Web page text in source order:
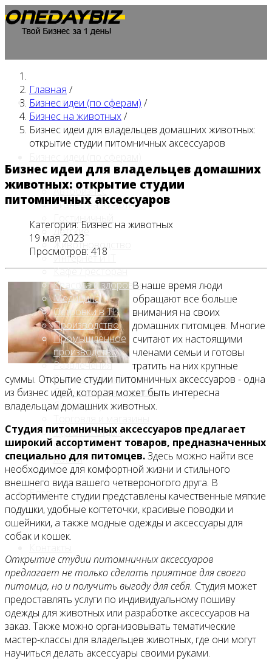
Главная
Автобизнес
Бизнес на животных
Гостиничный
Детские
Животноводство
Интернет и IT
Кафе / ресторан
Красота и здоровье
Медицина
Островки в ТЦ
Производство
Промышленное
производство
Развлечения
Сельское хозяйство
Строительство, ремонт
Сфера услуг
Туризм и отдых
Финансы
Хобби
Блог
Главная /
Бизнес идеи (по сферам) /
Бизнес на животных/
Бизнес идеи для владельцев домашних животных:
открытие студии питомничных аксессуаров
Бизнес идеи для владельцев домашних
животных: открытие студии
питомничных аксессуаров
Категория: Бизнес на животных
19 мая 2023
Просмотров: 418
В наше время люди
обращают все больше
внимания на своих
домашних питомцев. Многие
считают их настоящими
членами семьи и готовы
тратить на них крупные
суммы. Открытие студии питомничных аксессуаров - одна
из бизнес идей, которая может быть интересна
владельцам домашних животных.
Студия питомничных аксессуаров предлагает
широкий ассортимент товаров, предназначенных
специально для питомцев.Здесь можно найти все
необходимое для комфортной жизни и стильного
внешнего вида вашего четвероногого друга. В
ассортименте студии представлены качественные мягкие
подушки, удобные когтеточки, красивые поводки и
ошейники, а также модные одежды и аксессуары для
собак и кошек.
Открытие студии питомничных аксессуаров
предлагает не только сделать приятное для своего
питомца, но и получить выгоду для себя. Студия может
предоставлять услуги по индивидуальному пошиву
одежды для животных или разработке аксессуаров на
заказ. Также можно организовывать тематические
мастер-классы для владельцев животных, где они могут
научиться делать аксессуары своими руками.